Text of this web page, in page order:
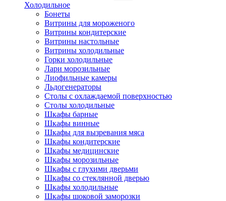
Холодильное
Бонеты
Витрины для мороженого
Витрины кондитерские
Витрины настольные
Витрины холодильные
Горки холодильные
Лари морозильные
Лиофильные камеры
Льдогенераторы
Столы с охлаждаемой поверхностью
Столы холодильные
Шкафы барные
Шкафы винные
Шкафы для вызревания мяса
Шкафы кондитерские
Шкафы медицинские
Шкафы морозильные
Шкафы с глухими дверьми
Шкафы со стеклянной дверью
Шкафы холодильные
Шкафы шоковой заморозки